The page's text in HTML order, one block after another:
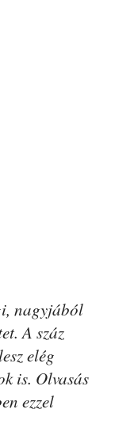
nagyjából
A száz
elég
is. Olvasás
ezzel